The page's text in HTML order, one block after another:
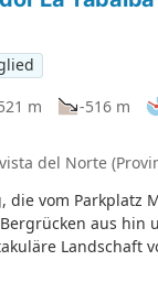
um 1,5 km bis
wurde
in meinem
m -516 m
del Norte
die vom Parkplatz
aus hin
Landschaft